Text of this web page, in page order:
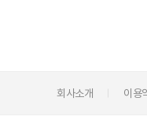
회사소개 이용